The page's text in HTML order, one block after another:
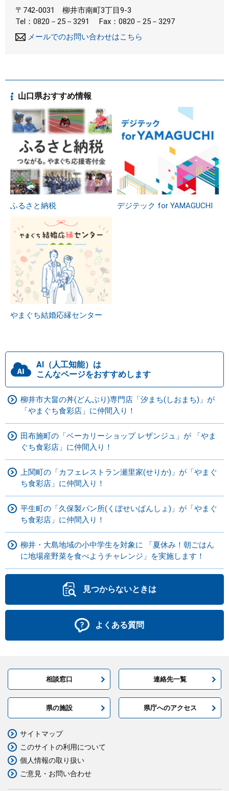
〒742-0031
柳井市南町3丁目9-3
Tel：0820－25－3291
Fax：0820－25－3297
メールでのお問い合わせはこちら
山口県おすすめ情報
ふるさと納税 デジテック for YAMAGUCHI
やまぐち結婚応縁センター
AI（人工知能）は
こんなページをおすすめします
柳井市大畠の丼(どんぶり)専門店「汐まち(しおまち)」が
「やまぐち食彩店」に仲間入り！
田布施町の「ベーカリーショップ レザンジュ」が 「やま
ぐち食彩店」に仲間入り！
上関町の「カフェレストラン瀬里家(せりか)」が「やまぐ
ち食彩店」に仲間入り！
平生町の「久保製パン所(くぼせいぱんしょ)」が「やまぐ
ち食彩店」に仲間入り！
柳井・大島地域の小中学生を対象に 「夏休み！朝ごはん
に地場産野菜を食べようチャレンジ」を実施します！
見つからないときは
よくある質問
相談窓口 連絡先一覧
県の施設 県庁へのアクセス
サイトマップ
このサイトの利用について
個人情報の取り扱い
ご意見・お問い合わせ